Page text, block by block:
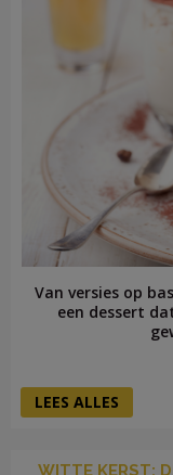
Van versies op
een dessert
LEES ALLES
WITTE KERST: